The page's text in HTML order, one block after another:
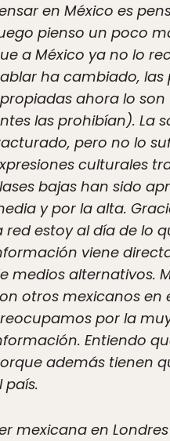
en México es
pienso un poco
a México ya no lo
ha cambiado, las
ahora lo
las prohibían). La
pero no lo
culturales
bajas han sido
y por la alta.
red estoy al día de lo
viene
medios alternativos.
otros mexicanos en
por la
Entiendo
además tienen
país.
mexicana en